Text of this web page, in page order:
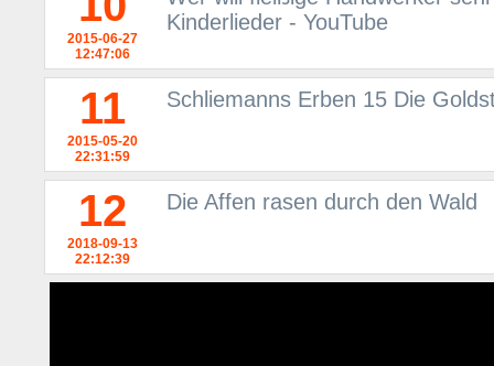
2015-06-27
12:47:06
Kinderlieder - YouTube
11
2015-05-20
22:31:59
Schliemanns Erben 15 Die
12
2018-09-13
22:12:39
Die Affen rasen durch den Wald